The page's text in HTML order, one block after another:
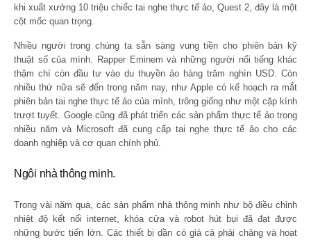
khi xuất xưởng 10 triệu chiếc tai nghe thực tế ảo, Quest 2, đây là một
cột mốc quan trọng.
Nhiều người trong chúng ta sẵn sàng vung tiền cho phiên bản kỹ
thuật số của mình. Rapper Eminem và những người nổi tiếng khác
thậm chí còn đầu tư vào du thuyền ảo hàng trăm nghìn USD. Còn
nhiều thứ nữa sẽ đến trong năm nay, như Apple có kế hoạch ra mắt
phiên bản tai nghe thực tế ảo của mình, trông giống như một cặp kính
trượt tuyết. Google cũng đã phát triển các sản phẩm thực tế ảo trong
nhiều năm và Microsoft đã cung cấp tai nghe thực tế ảo cho các
doanh nghiệp và cơ quan chính phủ.
Ngôi nhà thông minh.
Trong vài năm qua, các sản phẩm nhà thông minh như bộ điều chỉnh
nhiệt độ kết nối internet, khóa cửa và robot hút bụi đã đạt được
những bước tiến lớn. Các thiết bị dần có giá cả phải chăng và hoạt